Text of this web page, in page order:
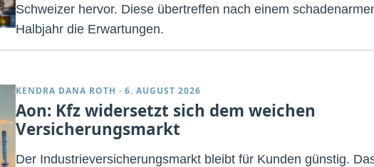
Schweizer hervor. Diese übertreffen nach einem
Halbjahr die Erwartungen.
KENDRA DANA ROTH · 6. AUGUST 2026
Aon: Kfz widersetzt sich dem weichen
Versicherungsmarkt
Der Industrieversicherungsmarkt bleibt für Kunden günstig.